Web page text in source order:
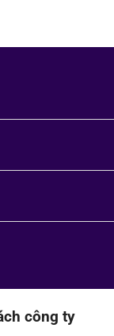
công ty